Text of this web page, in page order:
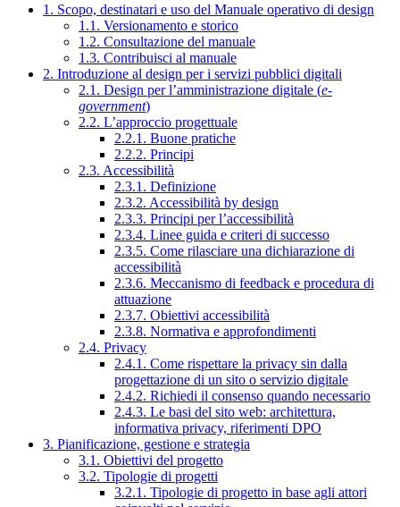
1. Scopo, destinatari e uso del Manuale operativo di design
1.1. Versionamento e storico
1.2. Consultazione del manuale
1.3. Contribuisci al manuale
2. Introduzione al design per i servizi pubblici digitali
2.1. Design per l’amministrazione digitale (e-
government)
2.2. L’approccio progettuale
2.2.1. Buone pratiche
2.2.2. Principi
2.3. Accessibilità
2.3.1. Definizione
2.3.2. Accessibilità by design
2.3.3. Principi per l’accessibilità
2.3.4. Linee guida e criteri di successo
2.3.5. Come rilasciare una dichiarazione di
accessibilità
2.3.6. Meccanismo di feedback e procedura di
attuazione
2.3.7. Obiettivi accessibilità
2.3.8. Normativa e approfondimenti
2.4. Privacy
2.4.1. Come rispettare la privacy sin dalla
progettazione di un sito o servizio digitale
2.4.2. Richiedi il consenso quando necessario
2.4.3. Le basi del sito web: architettura,
informativa privacy, riferimenti DPO
3. Pianificazione, gestione e strategia
3.1. Obiettivi del progetto
3.2. Tipologie di progetti
3.2.1. Tipologie di progetto in base agli attori